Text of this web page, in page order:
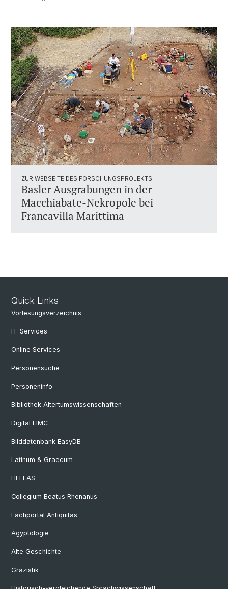
ZUR WEBSEITE DES FORSCHUNGSPROJEKTS
Basler Ausgrabungen in der
Macchiabate-Nekropole bei
Francavilla Marittima
Quick Links
Vorlesungsverzeichnis
IT-Services
Online Services
Personensuche
Personeninfo
Bibliothek Altertumswissenschaften
Digital LIMC
Bilddatenbank EasyDB
Latinum & Graecum
HELLAS
Collegium Beatus Rhenanus
Fachportal Antiquitas
Ägyptologie
Alte Geschichte
Gräzistik